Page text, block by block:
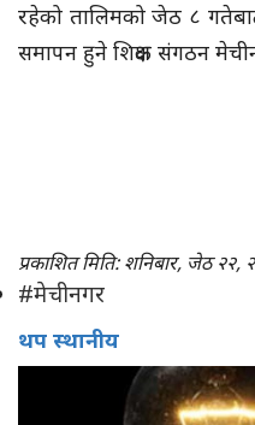
रहेको तालिमको जेठ ८
समापन हुने शिक्षक संगठन
प्रकाशित मिति: शनिबार, जेठ २२,
#मेचीनगर
थप स्थानीय